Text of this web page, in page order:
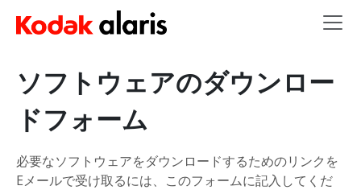
Skip to main content
ソフトウェアのダウンロー
ドフォーム
必要なソフトウェアをダウンロードするためのリンクを
Eメールで受け取るには、このフォームに記入してくだ